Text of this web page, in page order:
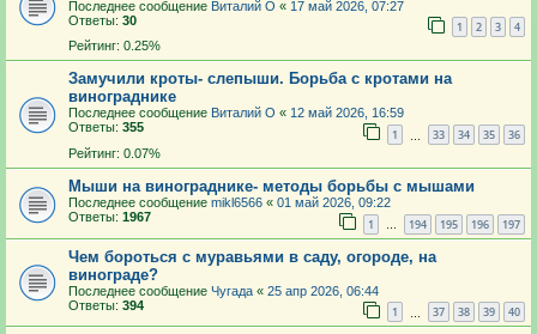
Последнее сообщение Виталий О « 17 май 2026, 07:27
Ответы: 30 1 2 3 4
Рейтинг: 0.25%
Замучили кроты- слепыши. Борьба с кротами на
винограднике
Последнее сообщение Виталий О « 12 май 2026, 16:59
Ответы: 355 1 33 34 35 36
Рейтинг: 0.07%
Мыши на винограднике- методы борьбы с мышами
Последнее сообщение mikl6566 « 01 май 2026, 09:22
Ответы: 1967 1 … 194 195 196 197
Чем бороться с муравьями в саду, огороде, на
винограде?
Последнее сообщение Чугада « 25 апр 2026, 06:44
Ответы: 394 1 37 38 39 40